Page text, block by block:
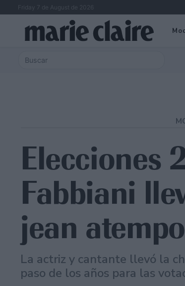
Friday 7 de August de 2026
Elecciones
Fabbiani
jean
La actriz y cantante llevó la
paso de los años para las